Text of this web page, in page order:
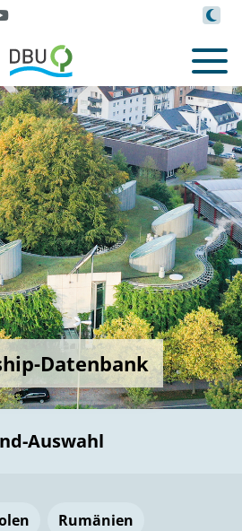
Datenbank
Auswahl
Rumänien